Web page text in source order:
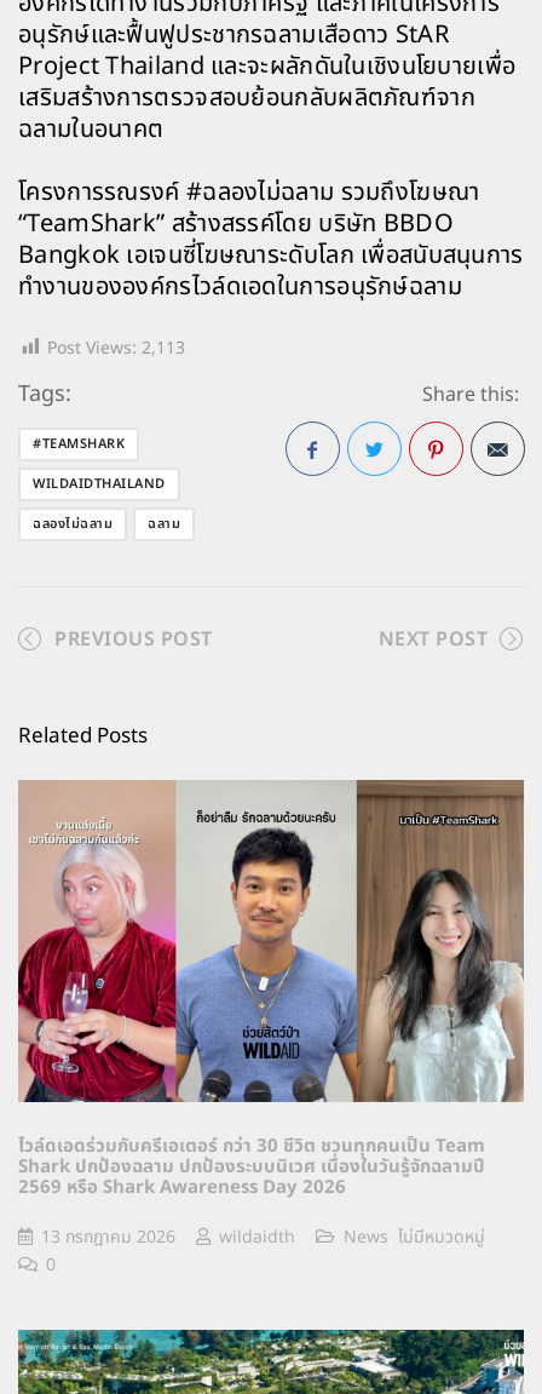
อนุรักษ์และฟื้นฟูประชากรฉลามเสือดาว StAR
Project Thailand และจะผลักดันในเชิงนโยบายเพื่อ
เสริมสร้างการตรวจสอบย้อนกลับผลิตภัณฑ์จาก
ฉลามในอนาคต
โครงการรณรงค์ #ฉลองไม่ฉลาม รวมถึงโฆษณา
“TeamShark” สร้างสรรค์โดย บริษัท BBDO
Bangkok เอเจนซี่โฆษณาระดับโลก เพื่อสนับสนุนการ
ทำงานขององค์กรไวล์ดเอดในการอนุรักษ์ฉลาม
Post Views: 2,113
Tags:
#TEAMSHARK
WILDAIDTHAILAND
ฉลองไม่ฉลาม
ฉลาม
Share this:
PREVIOUS POST NEXT POST
Related Posts
ไวล์ดเอดร่วมกับครีเอเตอร์ กว่า 30 ชีวิต ชวนทุกคนเป็น Team
Shark ปกป้องฉลาม ปกป้องระบบนิเวศ เนื่องในวันรู้จักฉลามปี
2569 หรือ Shark Awareness Day 2026
13 กรกฎาคม 2026 wildaidth News ไม่มีหมวดหมู่
0